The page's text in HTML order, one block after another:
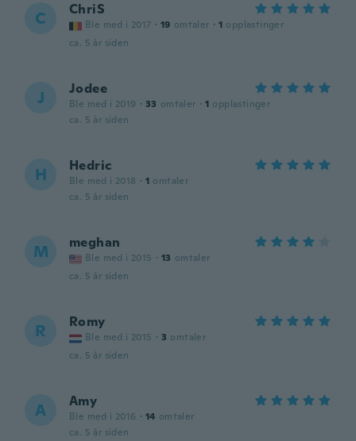
C ChriS
Ble med i 2017 · 19 omtaler · 1 opplastinger
ca. 5 år siden
J Jodee
Ble med i 2019 · 33 omtaler · 1 opplastinger
ca. 5 år siden
H Hedric
Ble med i 2018 · 1 omtaler
ca. 5 år siden
M meghan
Ble med i 2015 · 13 omtaler
ca. 5 år siden
R Romy
Ble med i 2015 · 3 omtaler
ca. 5 år siden
A Amy
Ble med i 2016 · 14 omtaler
ca. 5 år siden